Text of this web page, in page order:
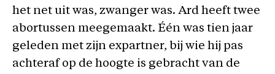
het net uit was, zwanger was. Ard heeft twee
abortussen meegemaakt. Één was tien jaar
geleden met zijn expartner, bij wie hij pas
achteraf op de hoogte is gebracht van de